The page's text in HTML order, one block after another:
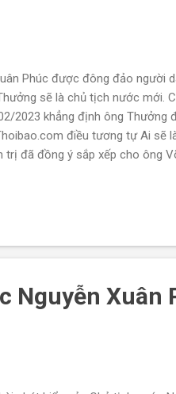
Phúc được đông đảo người
sẽ là chủ tịch nước mới.
2023 khẳng định ông Thưởng
điều tương tự Ai sẽ
đã đồng ý sắp xếp cho ông
Tân chủ tịch nước
sẽ triệu tập Ban Chấp Hành
Nguyễn Xuân